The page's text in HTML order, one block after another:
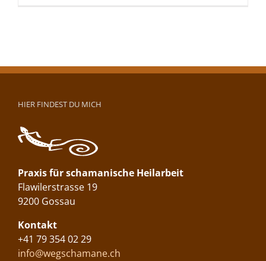
HIER FINDEST DU MICH
Praxis für schamanische Heilarbeit
Flawilerstrasse 19
9200 Gossau
Kontakt
+41 79 354 02 29
info@wegschamane.ch